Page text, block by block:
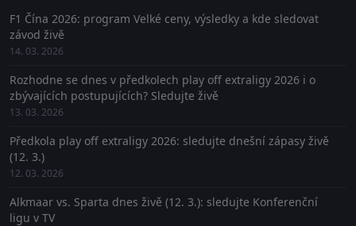
F1 Čína 2026: program Velké ceny, výsledky a kde sledovat
závod živě
14. 03. 2026
Rozhodne se dnes v předkolech play off extraligy 2026 i o
zbývajících postupujících? Sledujte živě
13. 03. 2026
Předkola play off extraligy 2026: sledujte dnešní zápasy živě
(12. 3.)
12. 03. 2026
Alkmaar vs. Sparta dnes živě (12. 3.): sledujte Konferenční
ligu v TV